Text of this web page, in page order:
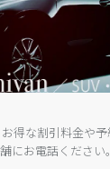
得な割引料金や
にお電話ください。